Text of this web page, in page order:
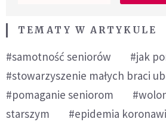
TEMATY W ARTYKULE
#samotność seniorów
#jak
#stowarzyszenie małych braci
#pomaganie seniorom
starszym
#epidemia